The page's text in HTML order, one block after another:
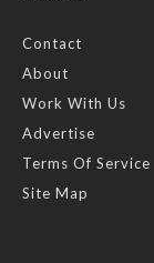
Contact
About
Work With Us
Advertise
Terms Of Service
Site Map